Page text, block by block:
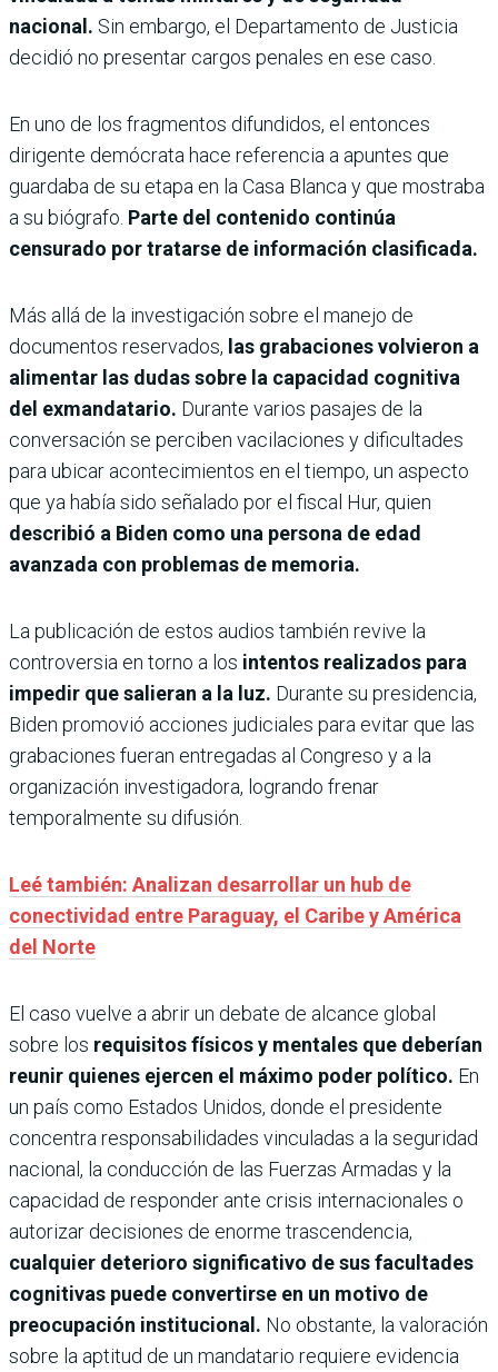
nacional. Sin embargo, el Departamento de Justicia
decidió no presentar cargos penales en ese caso.
En uno de los fragmentos difundidos, el entonces
dirigente demócrata hace referencia a apuntes que
guardaba de su etapa en la Casa Blanca y que mostraba
a su biógrafo. Parte del contenido continúa
censurado por tratarse de información clasificada.
Más allá de la investigación sobre el manejo de
documentos reservados, las grabaciones volvieron a
alimentar las dudas sobre la capacidad cognitiva
del exmandatario. Durante varios pasajes de la
conversación se perciben vacilaciones y dificultades
para ubicar acontecimientos en el tiempo, un aspecto
que ya había sido señalado por el fiscal Hur, quien
describió a Biden como una persona de edad
avanzada con problemas de memoria.
La publicación de estos audios también revive la
controversia en torno a los intentos realizados para
impedir que salieran a la luz. Durante su presidencia,
Biden promovió acciones judiciales para evitar que las
grabaciones fueran entregadas al Congreso y a la
organización investigadora, logrando frenar
temporalmente su difusión.
Leé también: Analizan desarrollar un hub de
conectividad entre Paraguay, el Caribe y América
del Norte
El caso vuelve a abrir un debate de alcance global
sobre los requisitos físicos y mentales que deberían
reunir quienes ejercen el máximo poder político. En
un país como Estados Unidos, donde el presidente
concentra responsabilidades vinculadas a la seguridad
nacional, la conducción de las Fuerzas Armadas y la
capacidad de responder ante crisis internacionales o
autorizar decisiones de enorme trascendencia,
cualquier deterioro significativo de sus facultades
cognitivas puede convertirse en un motivo de
preocupación institucional. No obstante, la valoración
sobre la aptitud de un mandatario requiere evidencia